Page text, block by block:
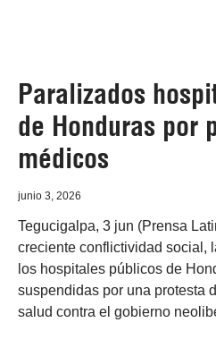
Paralizados
de Honduras por
médicos
junio 3, 2026
Tegucigalpa, 3 jun (Prensa
creciente conflictividad social,
los hospitales públicos de
suspendidas por una protesta
salud contra el gobierno